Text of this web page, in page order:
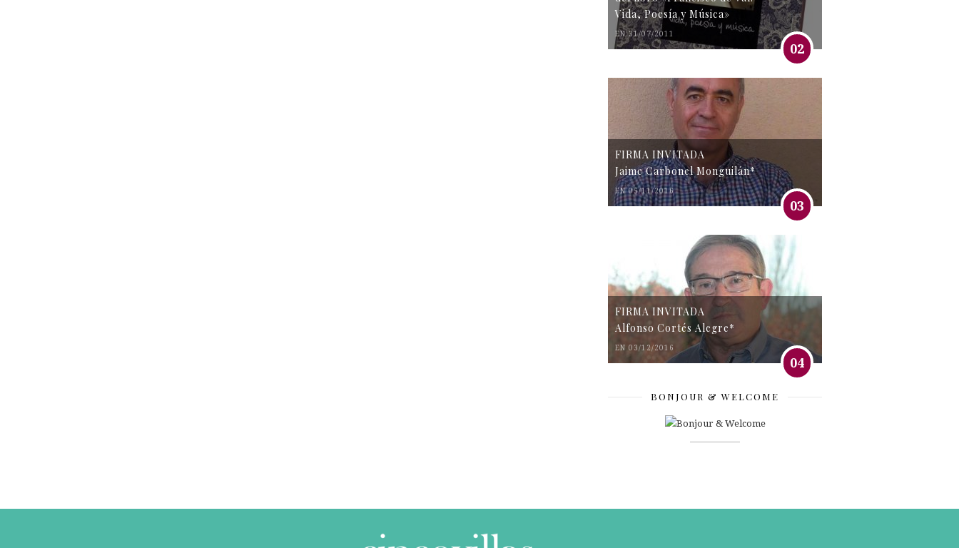
Vida, Poesía y Música»
EN 31/07/2011
02
FIRMA INVITADA
Jaime Carbonel Monguilán*
EN 05/11/2016
03
FIRMA INVITADA
Alfonso Cortés Alegre*
EN 03/12/2016
04
BONJOUR & WELCOME